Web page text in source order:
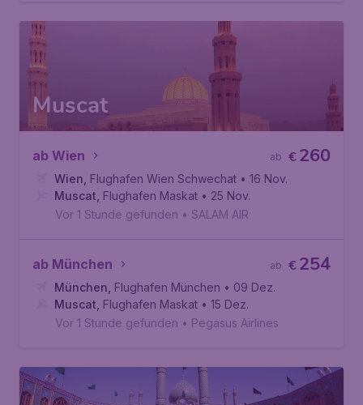
Muscat
ab Wien €260
ab
Wien Flughafen Wien Schwechat • 16 Nov.
Muscat Flughafen Maskat • 25 Nov.
Vor 1 Stunde gefunden • SALAM AIR
ab München €254
ab
München Flughafen München • 09 Dez.
Muscat Flughafen Maskat • 15 Dez.
Vor 1 Stunde gefunden • Pegasus Airlines